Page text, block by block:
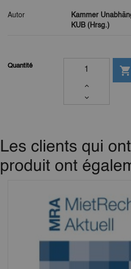
Autor
Kammer
KUB (Hrsg.)
Quantité 
Les clients qui
produit ont